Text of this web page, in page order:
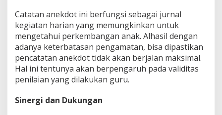
Catatan anekdot ini berfungsi sebagai jurnal
kegiatan harian yang memungkinkan untuk
mengetahui perkembangan anak. Alhasil dengan
adanya keterbatasan pengamatan, bisa dipastikan
pencatatan anekdot tidak akan berjalan maksimal.
Hal ini tentunya akan berpengaruh pada validitas
penilaian yang dilakukan guru.
Sinergi dan Dukungan